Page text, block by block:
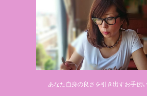
あなた自身の良さを引き出すお手伝
AFFINGER5